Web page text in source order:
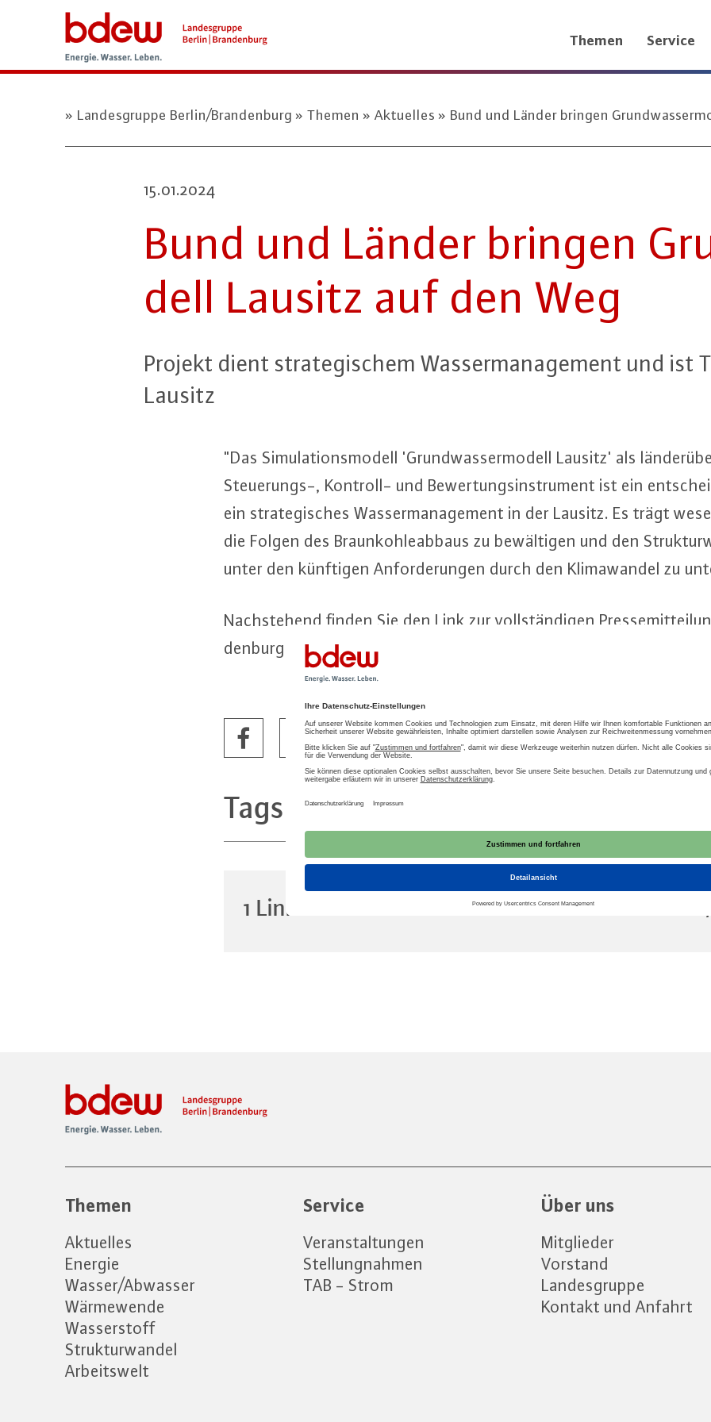
Themen Service
Landesgruppe Berlin/Brandenburg Themen Aktuelles Bund und Länder bringen
15.01.2024
Bund und Länder bringen
dell Lausitz auf den Weg
Projekt dient stra­te­gi­schem Was­ser­ma­nage­ment und ist
Lausitz
"Das Si­mu­la­ti­ons­mo­dell 'Grund­was­ser­mo­dell Lausitz' als
Steue­rungs-, Kontroll- und Be­wer­tungs­in­stru­ment ist ein
ein stra­te­gi­sches Was­ser­ma­nage­ment in der Lausitz. Es trägt
die Folgen des Braun­koh­le­ab­baus zu be­wäl­ti­gen und den
unter den künftigen An­for­de­run­gen durch den Kli­ma­wan­del zu
Nach­ste­hend finden Sie den Link zur voll­stän­di­gen
den­burg.
Tags Trinkwasser
1 Link zu diesem Dokument
Themen
Aktuelles
Energie
Wasser/Abwasser
Wärmewende
Wasserstoff
Strukturwandel
Arbeitswelt
Service
Veranstaltungen
Stellungnahmen
TAB - Strom
Über uns
Mitglieder
Vorstand
Landesgruppe
Kontakt und Anfahrt